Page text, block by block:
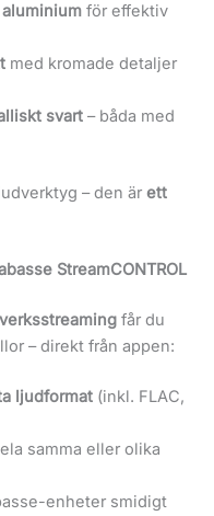
för effektiv
med kromade detaljer
svart– båda med
– den är ett
StreamCONTROL
får du
– direkt från appen:
ljudformat(inkl. FLAC,
samma eller olika
enheter smidigt